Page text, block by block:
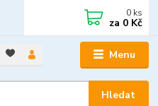
Menu
Hledat
0 ks
za 0 Kč